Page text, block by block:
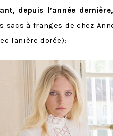
depuis l’année
sacs à franges de chez
lanière dorée):